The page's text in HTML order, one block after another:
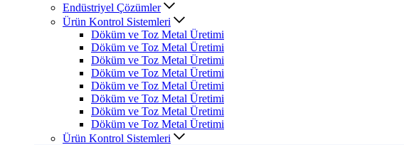
Endüstriyel Çözümler
Ürün Kontrol Sistemleri
Döküm ve Toz Metal Üretimi
Döküm ve Toz Metal Üretimi
Döküm ve Toz Metal Üretimi
Döküm ve Toz Metal Üretimi
Döküm ve Toz Metal Üretimi
Döküm ve Toz Metal Üretimi
Döküm ve Toz Metal Üretimi
Döküm ve Toz Metal Üretimi
Ürün Kontrol Sistemleri